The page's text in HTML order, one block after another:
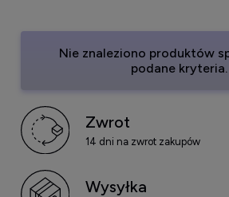
Nie znaleziono produktów
podane kryteria.
Zwrot
14 dni na zwrot zakupów
Wysyłka